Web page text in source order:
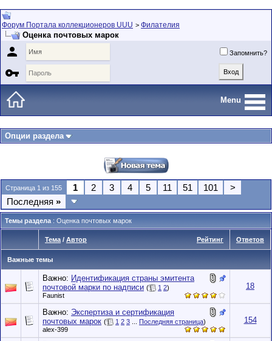
Форум Портала коллекционеров UUU > Филателия
Оценка почтовых марок
 Запомнить?

Menu
Опции раздела
Страница 1 из 155 1 2 3 4 5 11 51 101
>
Последняя »
Темы раздела : Оценка почтовых марок
Рейтинг
Тема / Автор Ответов
Важные темы
Важно: Идентификация страны эмитента
почтовой марки по надписи ( 1 2)
Faunist
18
Важно: Экспертиза и сертификация
почтовых марок ( 1 2 3 Последняя страница)
alex-399
154